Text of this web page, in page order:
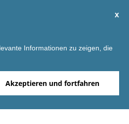
x
Informationen zu zeigen, die
Akzeptieren und fortfahren